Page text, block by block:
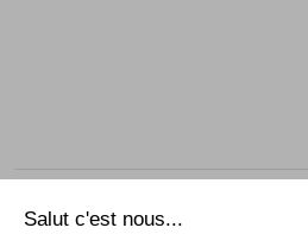
© K-line 2021 - Tous droits réservés.